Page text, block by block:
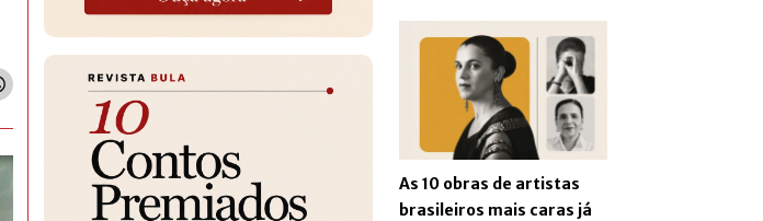
As 10 obras de artistas
brasileiros mais caras já